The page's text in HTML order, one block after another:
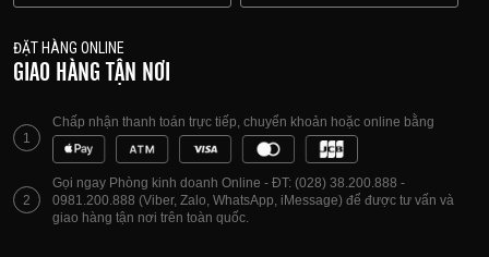
ĐẶT HÀNG ONLINE
GIAO HÀNG TẬN NƠI
1
Chấp nhận thanh toán trực tiếp, chuyển khoản hoặc online bằng
2
Gọi ngay Phòng kinh doanh Online - ĐT: (028) 38.200.888 -
0981.200.888 (Viber, Zalo, WhatsApp, iMessage) để được tư vấn và
giao hàng tận nơi trên toàn quốc.